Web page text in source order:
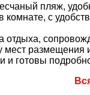
пляж,
комнате, с
размещения
готовы